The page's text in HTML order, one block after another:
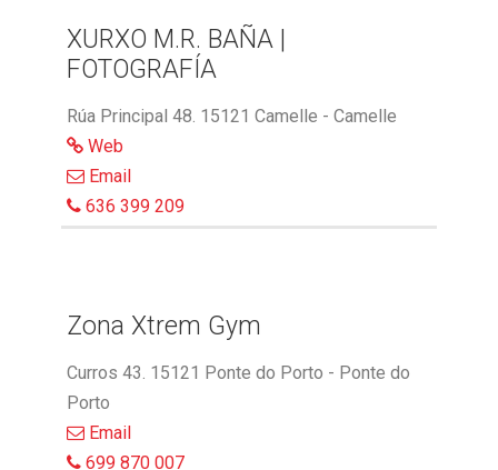
XURXO M.R. BAÑA |
FOTOGRAFÍA
Rúa Principal 48. 15121 Camelle - Camelle
Web
Email
636 399 209
Zona Xtrem Gym
Curros 43. 15121 Ponte do Porto - Ponte do
Porto
Email
699 870 007